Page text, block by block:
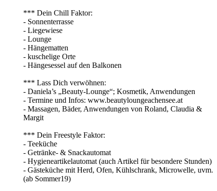
*** Dein Chill Faktor:
- Sonnenterrasse
- Liegewiese
- Lounge
- Hängematten
- kuschelige Orte
- Hängesessel auf den Balkonen
*** Lass Dich verwöhnen:
- Daniela’s „Beauty-Lounge“; Kosmetik, Anwendungen
- Termine und Infos: www.beautyloungeachensee.at
- Massagen, Bäder, Anwendungen von Roland, Claudia &
Margit
*** Dein Freestyle Faktor:
- Teeküche
- Getränke- & Snackautomat
- Hygieneartikelautomat (auch Artikel für besondere Stunden)
- Gästeküche mit Herd, Ofen, Kühlschrank, Microwelle, uvm.
(ab Sommer19)